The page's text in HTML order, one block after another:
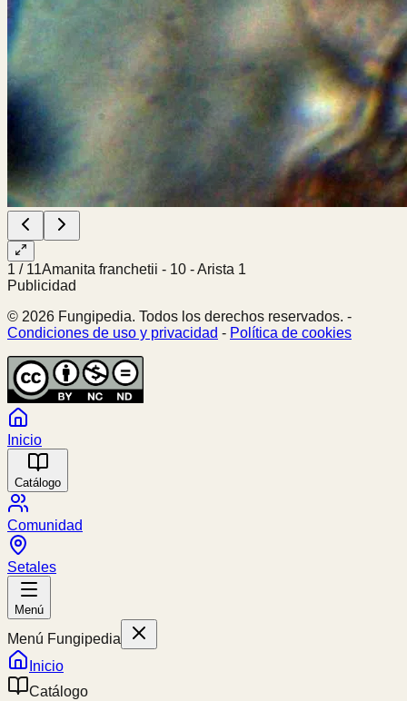
1 / 11Amanita franchetii - 10 - Arista 1
Publicidad
© 2026 Fungipedia. Todos los derechos reservados. -
Condiciones de uso y privacidad - Política de cookies
Inicio
Catálogo
Comunidad
Setales
Menú
Menú Fungipedia
Inicio
Catálogo